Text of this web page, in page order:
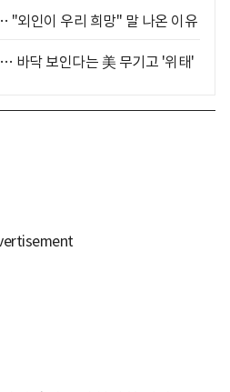
"외인이 우리 희망" 말 나온 이유
바닥 보인다는 美 무기고 '위태'